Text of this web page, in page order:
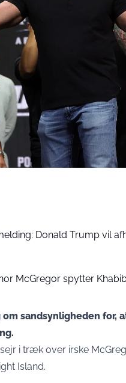
Donald Trump vil
McGregor spytter
sandsynligheden for,
i træk over irske
Island.